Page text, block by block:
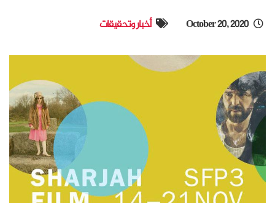
October 20, 2020 أخبار وتحقيقات